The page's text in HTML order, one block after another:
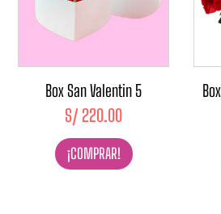
Box San Valentin 5
S/ 220.00
¡COMPRAR!